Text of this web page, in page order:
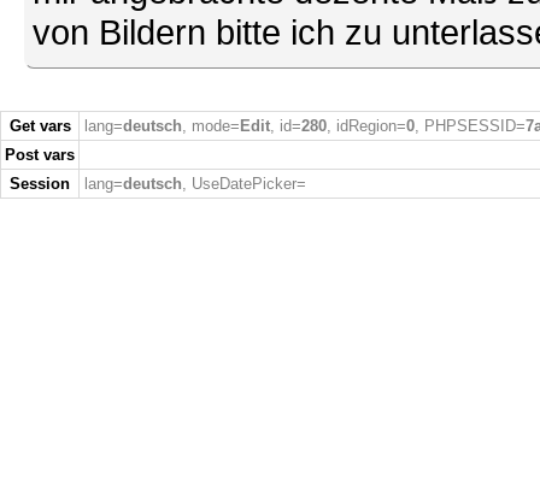
von Bildern bitte ich zu
Get vars lang=deutsch, mode= Edit, id=280, idRegion=0, PHPSESSID=
Post vars
Session
lang=deutsch, UseDatePicker=